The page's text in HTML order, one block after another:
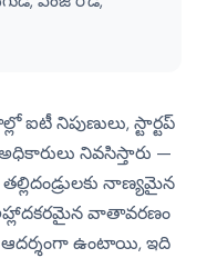
ఐటీ నిపుణులు, స్టార్టప్
నివసిస్తారు —
నాణ్యమైన
వాతావరణం
ఆదర్శంగా ఉంటాయి, ఇది